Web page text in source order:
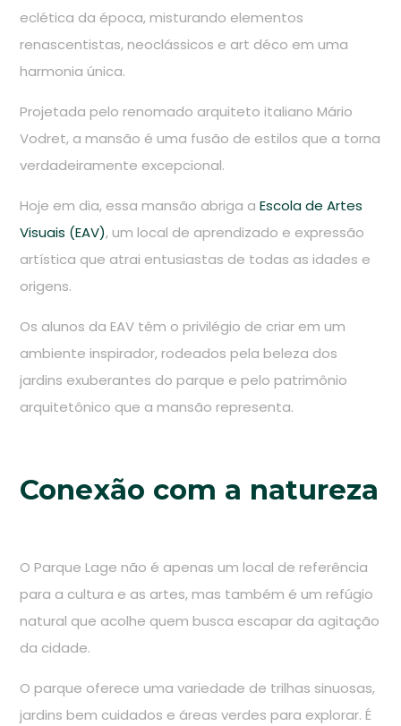
eclética da época, misturando elementos
renascentistas, neoclássicos e art déco em uma
harmonia única.
Projetada pelo renomado arquiteto italiano Mário
Vodret, a mansão é uma fusão de estilos que a torna
verdadeiramente excepcional.
Hoje em dia, essa mansão abriga aEscola de Artes
Visuais (EAV), um local de aprendizado e expressão
artística que atrai entusiastas de todas as idades e
origens.
Os alunos da EAV têm o privilégio de criar em um
ambiente inspirador, rodeados pela beleza dos
jardins exuberantes do parque e pelo patrimônio
arquitetônico que a mansão representa.
Conexão com a natureza
O Parque Lage não é apenas um local de referência
para a cultura e as artes, mas também é um refúgio
natural que acolhe quem busca escapar da agitação
da cidade.
O parque oferece uma variedade de trilhas sinuosas,
jardins bem cuidados e áreas verdes para explorar. É